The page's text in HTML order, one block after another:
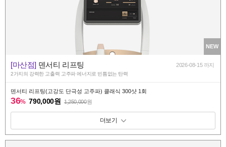
NEW
[마산점] 덴서티 리프팅 2026-08-15 까지
2가지의 강력한 고출력 고주파 에너지로 빈틈없는 탄력
덴서티 리프팅(고강도 단극성 고주파) 클래식 300샷 1회
36% 790,000원 1,250,000원
패키지 보기 토글